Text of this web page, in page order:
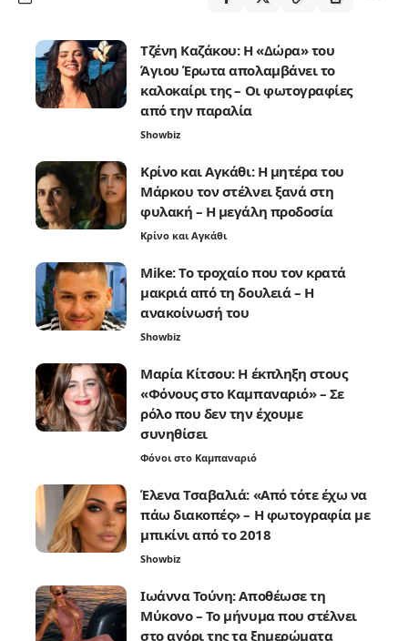
Τζένη Καζάκου: Η «Δώρα» του
Άγιου Έρωτα απολαμβάνει το
καλοκαίρι της – Οι φωτογραφίες
από την παραλία
Showbiz
Κρίνο και Αγκάθι: Η μητέρα του
Μάρκου τον στέλνει ξανά στη
φυλακή – Η μεγάλη προδοσία
Κρίνο και Αγκάθι
Mike: Το τροχαίο που τον κρατά
μακριά από τη δουλειά – Η
ανακοίνωσή του
Showbiz
Μαρία Κίτσου: Η έκπληξη στους
«Φόνους στο Καμπαναριό» – Σε
ρόλο που δεν την έχουμε
συνηθίσει
Φόνοι στο Καμπαναριό
Έλενα Τσαβαλιά: «Από τότε έχω να
πάω διακοπές» – Η φωτογραφία με
μπικίνι από το 2018
Showbiz
Ιωάννα Τούνη: Αποθέωσε τη
Μύκονο – Το μήνυμα που στέλνει
στο αγόρι της τα ξημερώματα